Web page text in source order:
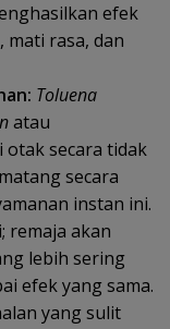
efek
rasa, dan
Toluena
atau
secara tidak
secara
instan ini.
remaja akan
lebih sering
efek yang sama.
yang sulit